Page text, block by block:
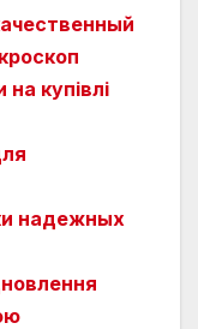
купівлі
надежных